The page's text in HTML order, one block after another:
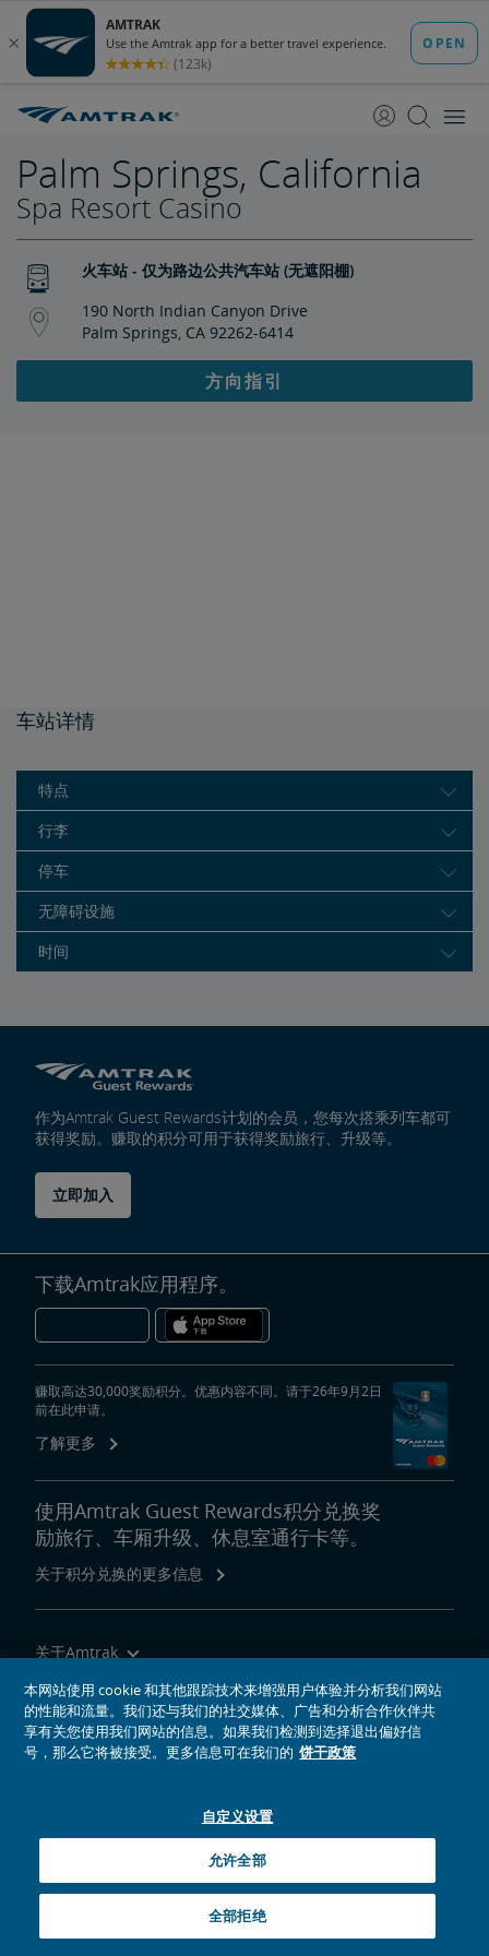
至
至
Palm Springs, California
Spa Resort Casino
火车站 - 仅为路边公共汽车站 (无遮阳棚)
190 North Indian Canyon Drive
Palm Springs, CA 92262-6414
方向指引
车站详情
特点
行李
停车
无障碍设施
时间
作为Amtrak Guest Rewards计划的会员，您每次搭乘列车都可
获得奖励。赚取的积分可用于获得奖励旅行、升级等。
立即加入
下载Amtrak应用程序。
赚取高达30,000奖励积分。优惠内容不同。请于26年9月2日
前在此申请。
了解更多
使用Amtrak Guest Rewards积分兑换奖
励旅行、车厢升级、休息室通行卡等。
关于积分兑换的更多信息
关于Amtrak
乘坐Amtrak列车旅行
网站工具
Amtrak的Facebook主页将在新窗口中打开
Amtrak的Twitter主页将在新窗口中打开
Amtrak的Instagram主页将在新窗口中打开
Amtrak的Linkedin主页将在新窗口中打开
Amtrak的YouTube主页将在新窗口中打开
Pinterest将在新窗口中打开
© 2026National Railroad Passenger Corporation
本网站使用 cookie 和其他跟踪技术来增强用户体验并分析我们网站
的性能和流量。我们还与我们的社交媒体、广告和分析合作伙伴共
享有关您使用我们网站的信息。如果我们检测到选择退出偏好信
号，那么它将被接受。更多信息可在我们的 饼干政策
自定义设置
全部拒绝
允许全部